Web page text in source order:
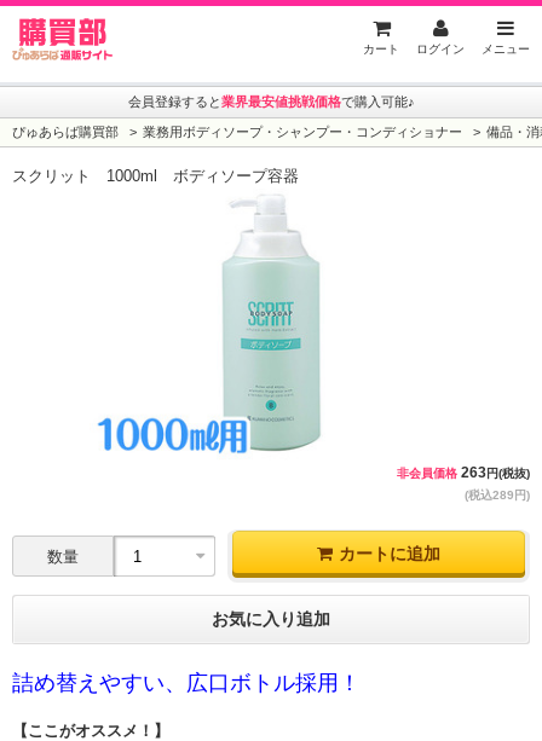
カート ログイン メニュー
会員登録すると業界最安値挑戦価格で購入可能♪
ぴゅあらば購買部 業務用ボディソープ・シャンプー・コンディショナー 備品・消
スクリット 1000ml ボディソープ容器
非会員価格 263円(税抜)
(税込289円)
数量 カートに追加
お気に入り追加
詰め替えやすい、広口ボトル採用！
【ここがオススメ！】